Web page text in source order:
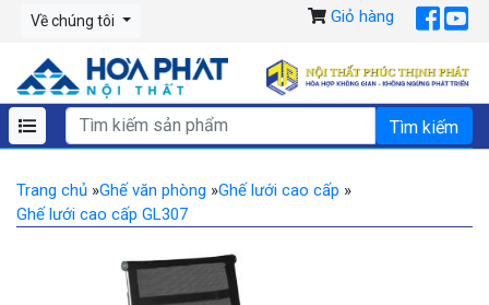
Về chúng tôi Giỏ hàng
Trang chủ »Ghế văn phòng »Ghế lưới cao cấp »
Ghế lưới cao cấp GL307